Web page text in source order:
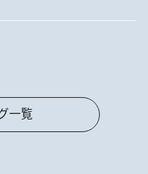
一覧